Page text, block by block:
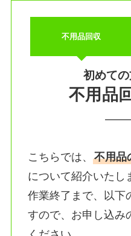
不用品回収
初めての
不用品
こちらでは、 不用品
について紹介いたし
作業終了まで、以下
すので、お申し込み